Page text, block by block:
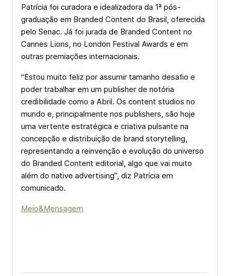
Patrícia foi curadora e idealizadora da 1ª pós-
graduação em Branded Content do Brasil, oferecida
pelo Senac. Já foi jurada de Branded Content no
Cannes Lions, no London Festival Awards e em
outras premiações internacionais.
“Estou muito feliz por assumir tamanho desafio e
poder trabalhar em um publisher de notória
credibilidade como a Abril. Os content studios no
mundo e, principalmente nos publishers, são hoje
uma vertente estratégica e criativa pulsante na
concepção e distribuição de brand storytelling,
representando a reinvenção e evolução do universo
do Branded Content editorial, algo que vai muito
além do native advertising”, diz Patrícia em
comunicado.
Meio&Mensagem